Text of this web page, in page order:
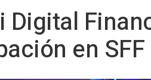
Digital
en